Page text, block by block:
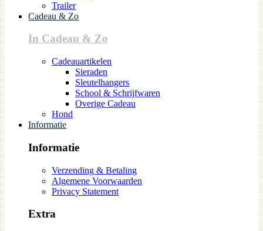
Trailer
Cadeau & Zo
In Cadeau & Zo
Cadeauartikelen
Sieraden
Sleutelhangers
School & Schrijfwaren
Overige Cadeau
Hond
Informatie
Informatie
Verzending & Betaling
Algemene Voorwaarden
Privacy Statement
Extra